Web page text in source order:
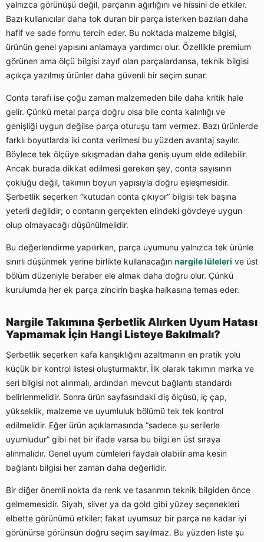
yalnızca görünüşü değil, parçanın ağırlığını ve hissini de etkiler.
Bazı kullanıcılar daha tok duran bir parça isterken bazıları daha
hafif ve sade formu tercih eder. Bu noktada malzeme bilgisi,
ürünün genel yapısını anlamaya yardımcı olur. Özellikle premium
görünen ama ölçü bilgisi zayıf olan parçalardansa, teknik bilgisi
açıkça yazılmış ürünler daha güvenli bir seçim sunar.
Conta tarafı ise çoğu zaman malzemeden bile daha kritik hale
gelir. Çünkü metal parça doğru olsa bile conta kalınlığı ve
genişliği uygun değilse parça oturuşu tam vermez. Bazı ürünlerde
farklı boyutlarda iki conta verilmesi bu yüzden avantaj sayılır.
Böylece tek ölçüye sıkışmadan daha geniş uyum elde edilebilir.
Ancak burada dikkat edilmesi gereken şey, conta sayısının
çokluğu değil, takımın boyun yapısıyla doğru eşleşmesidir.
Şerbetlik seçerken “kutudan conta çıkıyor” bilgisi tek başına
yeterli değildir; o contanın gerçekten elindeki gövdeye uygun
olup olmayacağı düşünülmelidir.
Bu değerlendirme yapılırken, parça uyumunu yalnızca tek ürünle
sınırlı düşünmek yerine birlikte kullanacağın nargile lüleleri ve üst
bölüm düzeniyle beraber ele almak daha doğru olur. Çünkü
kurulumda her ek parça zincirin başka halkasına temas eder.
Nargile Takımına Şerbetlik Alırken Uyum Hatası
Yapmamak İçin Hangi Listeye Bakılmalı?
Şerbetlik seçerken kafa karışıklığını azaltmanın en pratik yolu
küçük bir kontrol listesi oluşturmaktır. İlk olarak takımın marka ve
seri bilgisi not alınmalı, ardından mevcut bağlantı standardı
belirlenmelidir. Sonra ürün sayfasındaki diş ölçüsü, iç çap,
yükseklik, malzeme ve uyumluluk bölümü tek tek kontrol
edilmelidir. Eğer ürün açıklamasında “sadece şu serilerle
uyumludur” gibi net bir ifade varsa bu bilgi en üst sıraya
alınmalıdır. Genel uyum cümleleri faydalı olabilir ama kesin
bağlantı bilgisi her zaman daha değerlidir.
Bir diğer önemli nokta da renk ve tasarımın teknik bilgiden önce
gelmemesidir. Siyah, silver ya da gold gibi yüzey seçenekleri
elbette görünümü etkiler; fakat uyumsuz bir parça ne kadar iyi
görünürse görünsün doğru seçim sayılmaz. Bu yüzden liste şu